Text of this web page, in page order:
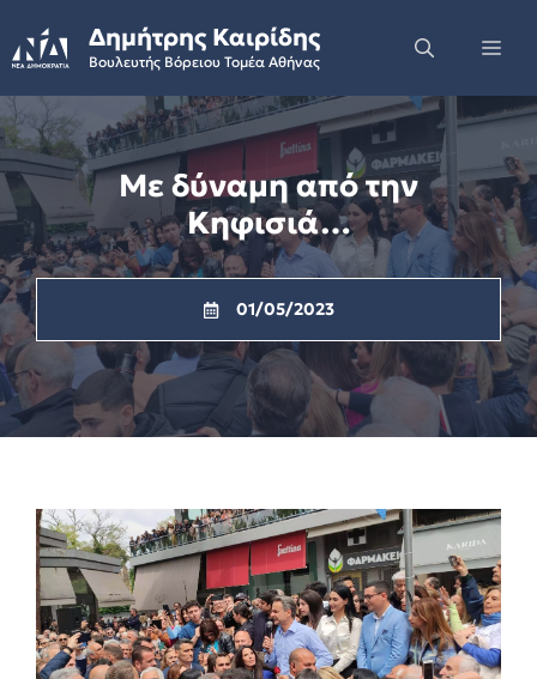
to
content
Δημήτρης Καιρίδης
Βουλευτής Βόρειου Τομέα Αθήνας
Με δύναμη από την
Κηφισιά…
01/05/2023